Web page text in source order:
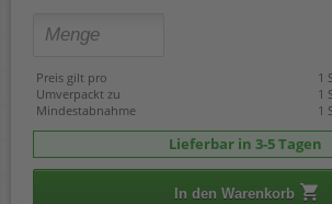
Preis gilt pro
1
Umverpackt zu
1
Mindestabnahme
1
Lieferbar in 3-5 Tagen
In den Warenkorb